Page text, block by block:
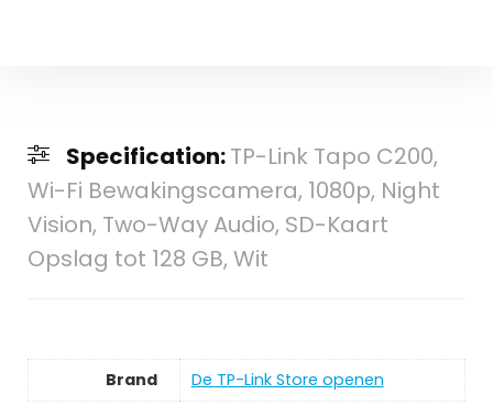
Specification:TP-Link Tapo C200,
Wi-Fi Bewakingscamera, 1080p, Night
Vision, Two-Way Audio, SD-Kaart
Opslag tot 128 GB, Wit
Brand De TP-Link Store openen